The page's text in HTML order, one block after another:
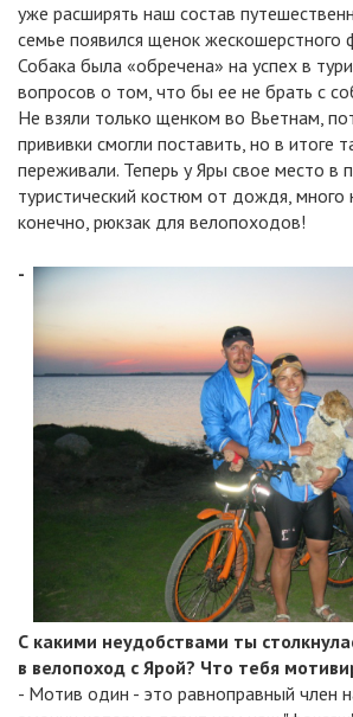
уже расширять наш состав
семье появился щенок жескошерстного
Собака была «обречена» на успех в
вопросов о том, что бы ее не брать с
Не взяли только щенком во Вьетнам,
прививки смогли поставить, но в итоге
переживали. Теперь у Яры свое место в
туристический костюм от дождя,
конечно, рюкзак для велопоходов!
-
С какими неудобствами ты
в велопоход с Ярой? Что тебя
- Мотив один - это равноправный член